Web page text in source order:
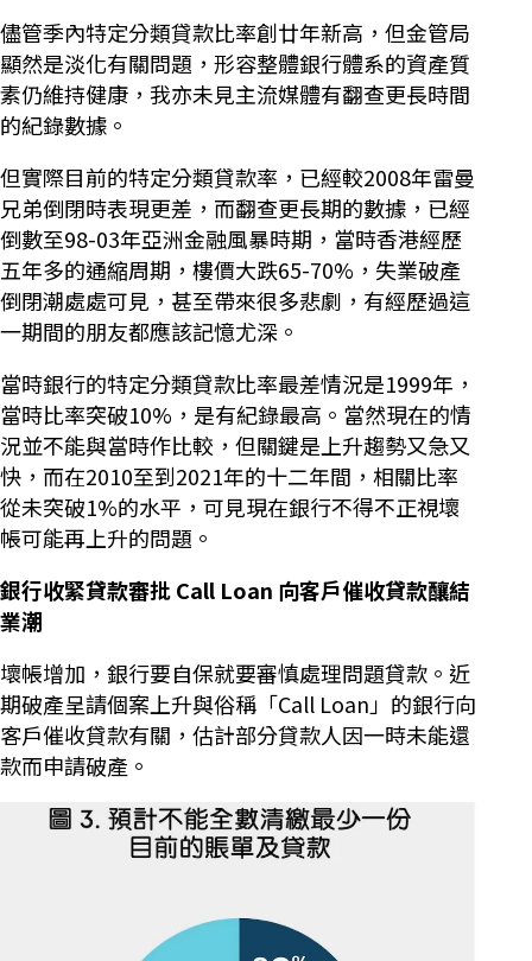
儘管季內特定分類貸款比率創廿年新高，但金管局
顯然是淡化有關問題，形容整體銀行體系的資產質
素仍維持健康，我亦未見主流媒體有翻查更長時間
的紀錄數據。
但實際目前的特定分類貸款率，已經較2008年雷曼
兄弟倒閉時表現更差，而翻查更長期的數據，已經
倒數至98-03年亞洲金融風暴時期，當時香港經歷
五年多的通縮周期，樓價大跌65-70%，失業破產
倒閉潮處處可見，甚至帶來很多悲劇，有經歷過這
一期間的朋友都應該記憶尤深。
當時銀行的特定分類貸款比率最差情況是1999年，
當時比率突破10%，是有紀錄最高。當然現在的情
況並不能與當時作比較，但關鍵是上升趨勢又急又
快，而在2010至到2021年的十二年間，相關比率
從未突破1%的水平，可見現在銀行不得不正視壞
帳可能再上升的問題。
銀行收緊貸款審批 Call Loan 向客戶催收貸款釀結
業潮
壞帳增加，銀行要自保就要審慎處理問題貸款。近
期破產呈請個案上升與俗稱「Call Loan」的銀行向
客戶催收貸款有關，估計部分貸款人因一時未能還
款而申請破產。